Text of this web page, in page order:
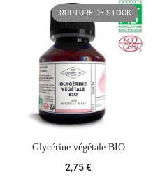
RUPTURE DE STOCK
Glycérine végétale BIO
2,75 €